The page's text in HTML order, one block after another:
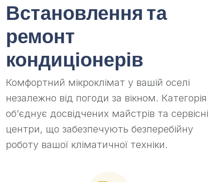
Встановлення та
ремонт
кондиціонерів
Комфортний мікроклімат у вашій оселі
незалежно від погоди за вікном. Категорія
об’єднує досвідчених майстрів та сервісні
центри, що забезпечують безперебійну
роботу вашої кліматичної техніки.